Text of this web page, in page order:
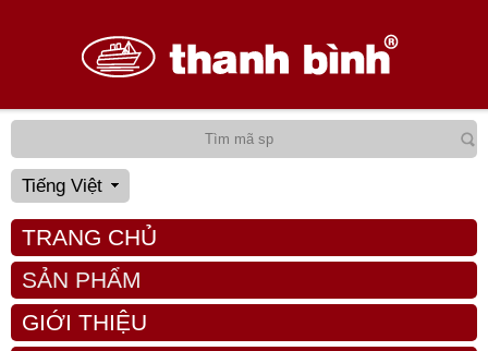
Tiếng Việt
TRANG CHỦ
SẢN PHẨM
GIỚI THIỆU